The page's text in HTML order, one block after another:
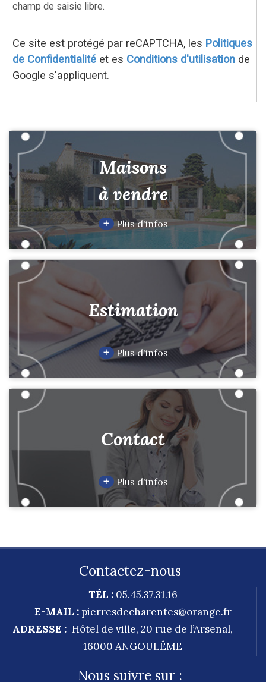
champ de saisie libre.
Ce site est protégé par reCAPTCHA, les Politiques
de Confidentialité et es Conditions d'utilisation de
Google s'appliquent.
Maisons
à vendre
+ Plus d'infos
Estimation
+ Plus d'infos
Contact
+ Plus d'infos
Contactez-nous
TÉL : 05.45.37.31.16
E-MAIL : pierresdecharentes@orange.fr
ADRESSE : Hôtel de ville, 20 rue de l’Arsenal,
16000 ANGOULÊME
Nous suivre sur :